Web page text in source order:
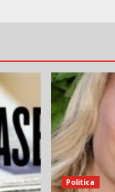
Politica